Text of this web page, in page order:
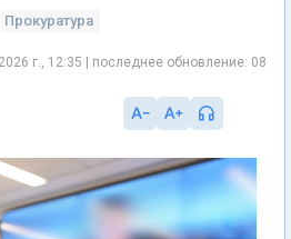
Прокуратура
г., 12:35 | последнее обновление: 08